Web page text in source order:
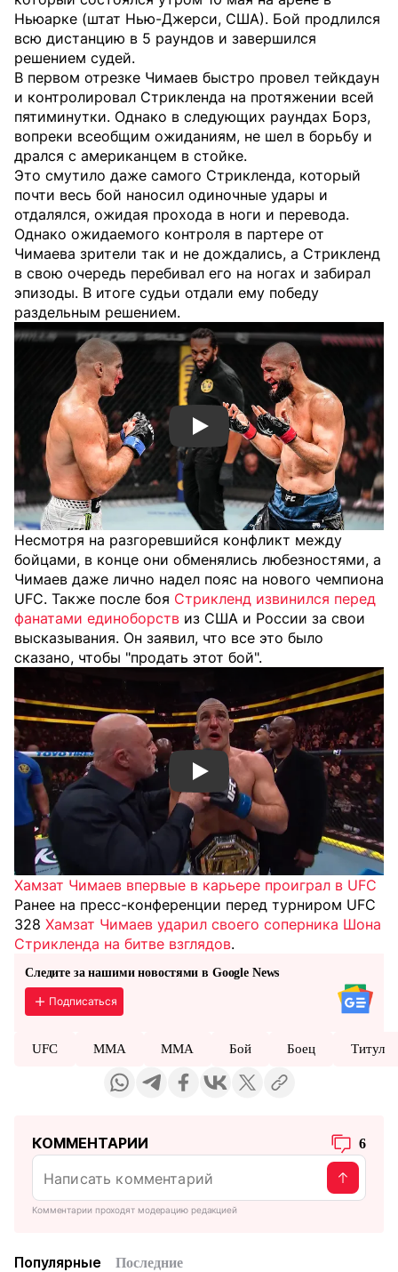
Ньюарке (штат Нью-Джерси, США). Бой продлился
всю дистанцию в 5 раундов и завершился
решением судей.
В первом отрезке Чимаев быстро провел тейкдаун
и контролировал Стрикленда на протяжении всей
пятиминутки. Однако в следующих раундах Борз,
вопреки всеобщим ожиданиям, не шел в борьбу и
дрался с американцем в стойке.
Это смутило даже самого Стрикленда, который
почти весь бой наносил одиночные удары и
отдалялся, ожидая прохода в ноги и перевода.
Однако ожидаемого контроля в партере от
Чимаева зрители так и не дождались, а Стрикленд
в свою очередь перебивал его на ногах и забирал
эпизоды. В итоге судьи отдали ему победу
раздельным решением.
Смотреть видео YouTube
Несмотря на разгоревшийся конфликт между
бойцами, в конце они обменялись любезностями, а
Чимаев даже лично надел пояс на нового чемпиона
UFC. Также после боя Стрикленд извинился перед
фанатами единоборств из США и России за свои
высказывания. Он заявил, что все это было
сказано, чтобы "продать этот бой".
Смотреть видео YouTube
Хамзат Чимаев впервые в карьере проиграл в UFC
Ранее на пресс-конференции перед турниром UFC
328 Хамзат Чимаев ударил своего соперника Шона
Стрикленда на битве взглядов.
Следите за нашими новостями в Google News
Подписаться
UFC MMA ММА Бой Боец Титул
КОММЕНТАРИИ 6
Комментарии проходят модерацию редакцией
Популярные Последние